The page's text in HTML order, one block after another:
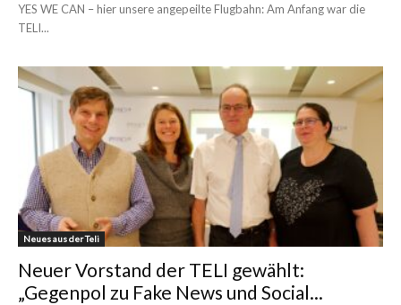
YES WE CAN – hier unsere angepeilte Flugbahn: Am Anfang war die
TELI...
Neues aus der Teli
Neuer Vorstand der TELI gewählt:
„Gegenpol zu Fake News und Social...